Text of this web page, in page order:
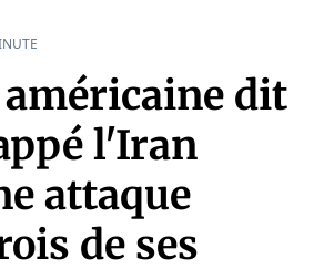
américaine dit
l'Iran
attaque
de ses